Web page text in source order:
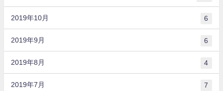
2019年10月 6
2019年9月 6
2019年8月 4
2019年7月 7